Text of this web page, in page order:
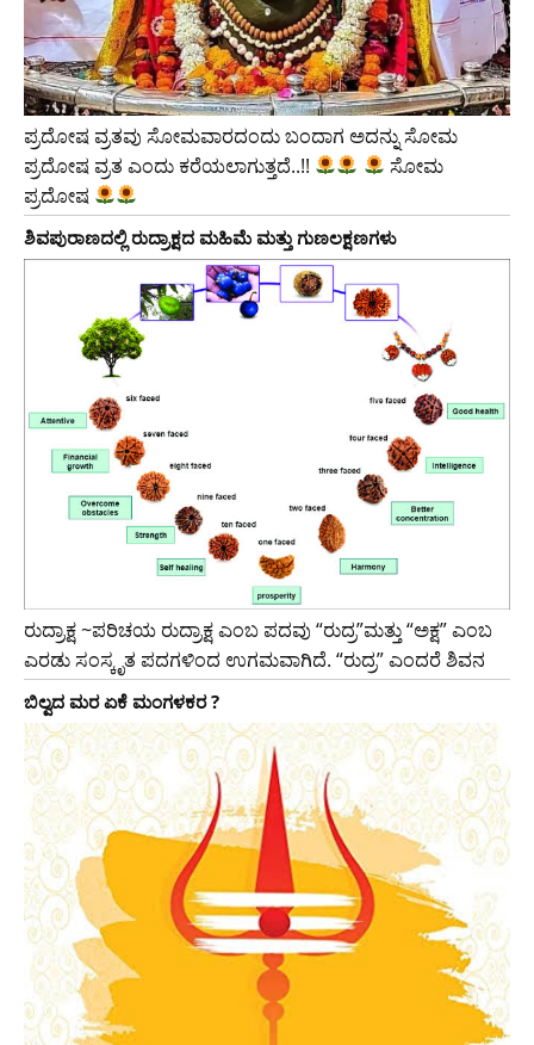
ಪ್ರದೋಷ ವ್ರತವು ಸೋಮವಾರದಂದು ಬಂದಾಗ ಅದನ್ನು ಸೋಮ
ಪ್ರದೋಷ ವ್ರತ ಎಂದು ಕರೆಯಲಾಗುತ್ತದೆ..!!
ಸೋಮ
ಪ್ರದೋಷ
ಶಿವಪುರಾಣದಲ್ಲಿ ರುದ್ರಾಕ್ಷದ ಮಹಿಮೆ ಮತ್ತು ಗುಣಲಕ್ಷಣಗಳು
ರುದ್ರಾಕ್ಷ ~ಪರಿಚಯ ರುದ್ರಾಕ್ಷ ಎಂಬ ಪದವು “ರುದ್ರ”ಮತ್ತು “ಅಕ್ಷ” ಎಂಬ
ಎರಡು ಸಂಸ್ಕೃತ ಪದಗಳಿಂದ ಉಗಮವಾಗಿದೆ. “ರುದ್ರ” ಎಂದರೆ ಶಿವನ
ಬಿಲ್ವದ ಮರ ಏಕೆ ಮಂಗಳಕರ ?